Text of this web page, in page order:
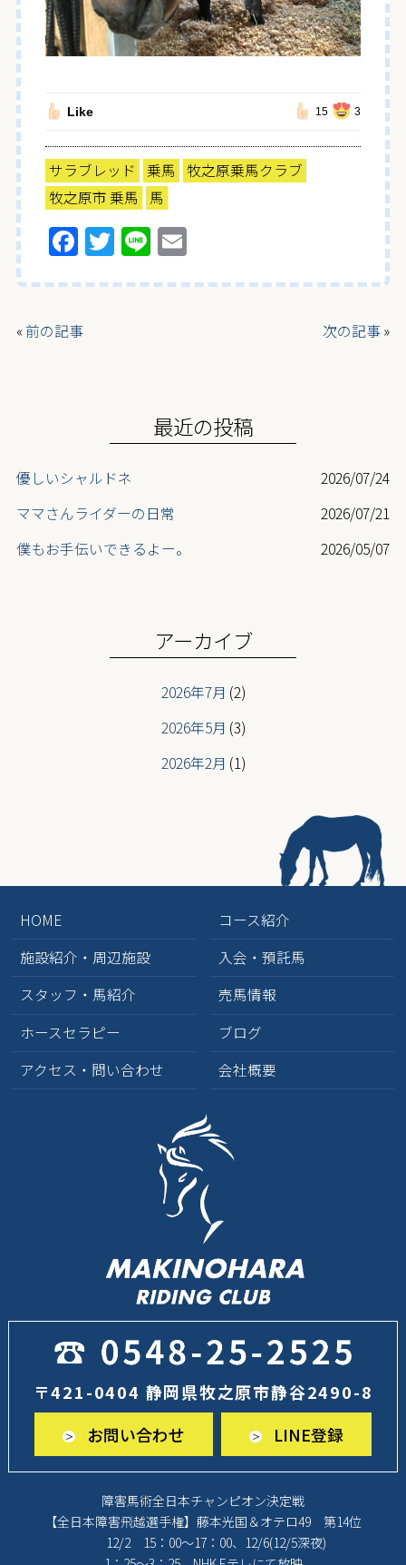
Like 15 3
サラブレッド 乗馬
牧之原乗馬クラブ
牧之原市 乗馬
馬
F
a
ce
b
T
w
itt
Li
n
e ai
«前の記事 次の記事»
最近の投稿
優しいシャルドネ
2026/07/24
ママさんライダーの日常
2026/07/21
僕もお手伝いできるよー。
2026/05/07
アーカイブ
2026年7月 (2)
2026年5月 (3)
2026年2月 (1)
2024年9月(3)
2024年8月
2024年7月(4)
2024年6月
2024年5月
2024年4月(1)
2024年3月(2)
2023年12月(4)
2023年11月(2)
2023年10月
2023年9月(3)
2023年8月(6)
2023年7月(2)
HOME
コース紹介
施設紹介・周辺施設
入会・預託馬
スタッフ・馬紹介
売馬情報
ホースセラピー
ブログ
アクセス・問い合わせ
会社概要
〒421-0404 静岡県牧之原市静谷2490-8
お問い合わせ
LINE登録
障害馬術全日本チャンピオン決定戦
【全日本障害飛越選手権】藤本光国＆オテロ49 第14位
12/2 15：00～17：00、12/6(12/5深夜)